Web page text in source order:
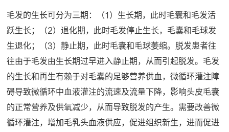
毛发的生长可分为三期：（1）生长期，此时毛囊和毛发活
跃生长；（2）退化期，此时毛发停止生长，毛囊和毛球发
生退化；（3）静止期，此时毛囊和毛球萎缩。脱发患者往
往由于毛发由生长期过早进入静止期，从而引起脱发。毛发
的生长和再生有赖于对毛囊的足够营养供血，微循环灌注障
碍导致微循环中血液灌注的流速及流量下降，影响头皮毛囊
的正常营养及供氧减少，从而导致脱发的产生。需要改善微
循环灌注，增加毛乳头血液供应，促进组织新生，进而促进